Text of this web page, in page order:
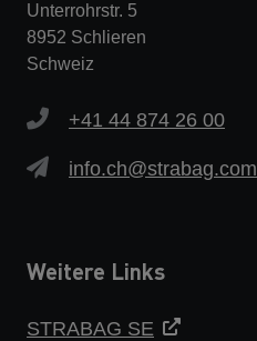
Unterrohrstr. 5
8952 Schlieren
Schweiz
+41 44 874 26 00
info.ch@strabag.com
Weitere Links
STRABAG SE